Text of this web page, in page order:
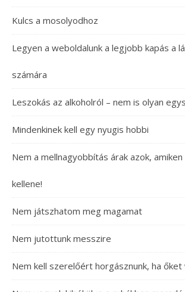
Kulcs a mosolyodhoz
Legyen a weboldalunk a legjobb kapás a
számára
Leszokás az alkoholról – nem is olyan
Mindenkinek kell egy nyugis hobbi
Nem a mellnagyobbítás árak azok,
kellene!
Nem játszhatom meg magamat
Nem jutottunk messzire
Nem kell szerelőért horgásznunk, ha őket